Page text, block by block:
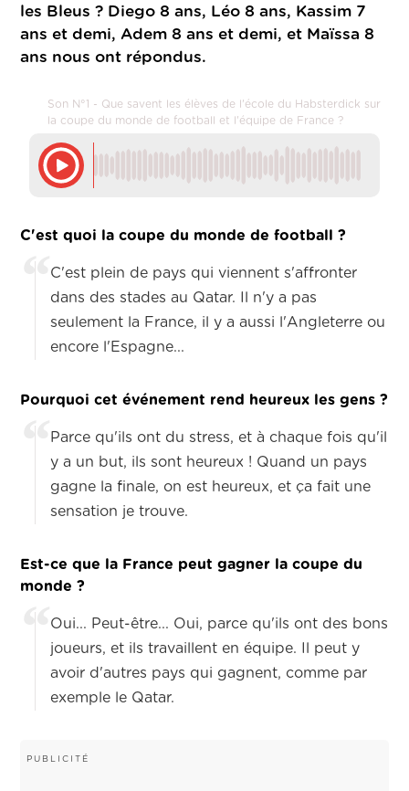
les Bleus ? Diego 8 ans, Léo 8 ans, Kassim 7
ans et demi, Adem 8 ans et demi, et Maïssa 8
ans nous ont répondus.
Son N°1 - Que savent les élèves de l'école du Habsterdick sur
la coupe du monde de football et l'équipe de France ?
C'est quoi la coupe du monde de football ?
C'est plein de pays qui viennent s'affronter
dans des stades au Qatar. Il n'y a pas
seulement la France, il y a aussi l'Angleterre ou
encore l'Espagne...
Pourquoi cet événement rend heureux les gens ?
Parce qu'ils ont du stress, et à chaque fois qu'il
y a un but, ils sont heureux ! Quand un pays
gagne la finale, on est heureux, et ça fait une
sensation je trouve.
Est-ce que la France peut gagner la coupe du
monde ?
Oui... Peut-être... Oui, parce qu'ils ont des bons
joueurs, et ils travaillent en équipe. Il peut y
avoir d'autres pays qui gagnent, comme par
exemple le Qatar.